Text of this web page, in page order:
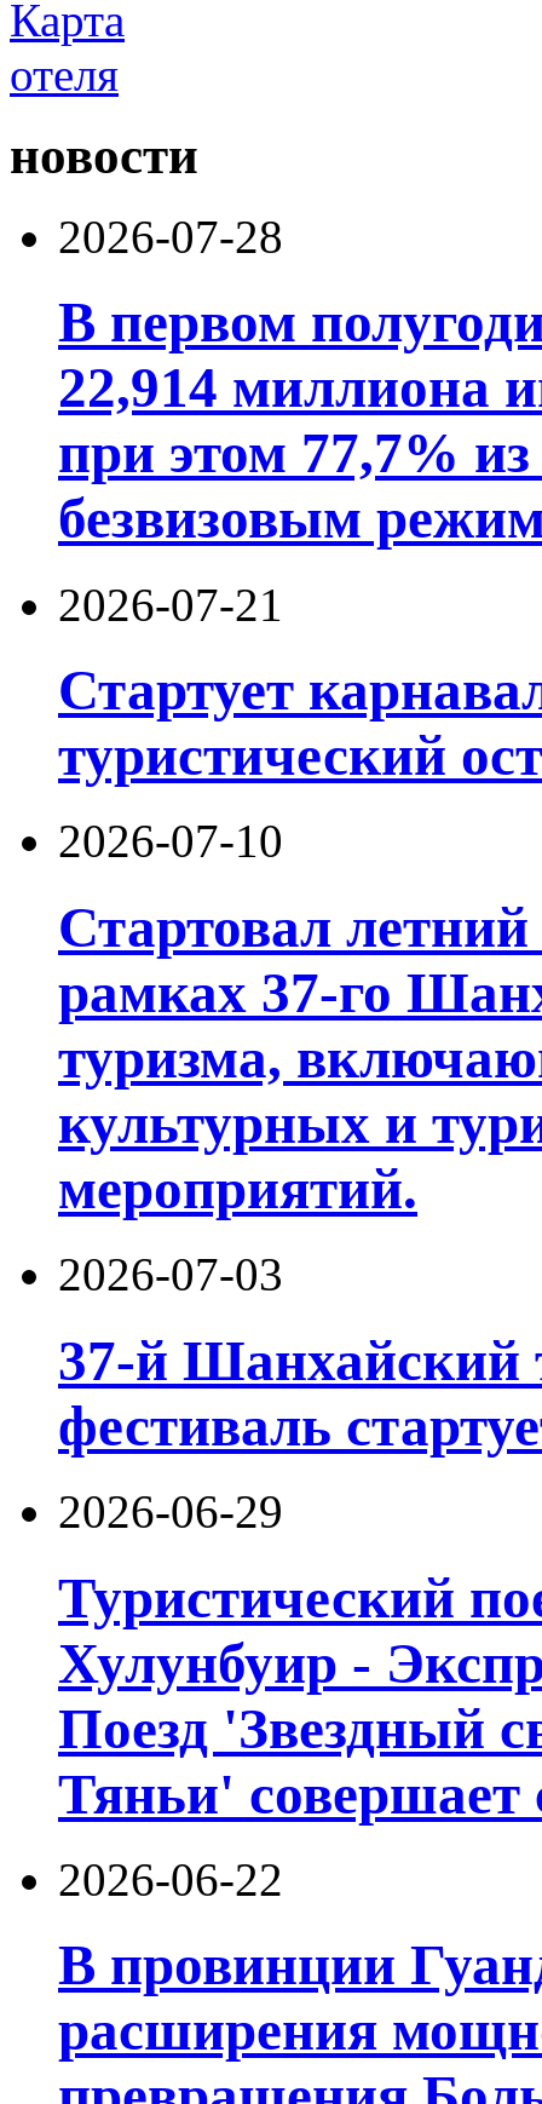
новости
2026-07-28
В первом
22,914 миллиона
при этом 77,7%
безвизовым
2026-07-21
Стартует
туристический
2026-07-10
Стартовал
рамках 37-го
туризма,
культурных и
мероприятий.
2026-07-03
37-й Шанхайский
фестиваль
2026-06-29
Туристический
Хулунбуир -
Поезд 'Звездный
Тяньи' совершает
2026-06-22
В провинции
расширения